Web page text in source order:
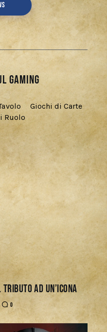
gaming
Giochi di Carte
Ruolo
ad un’Icona
0